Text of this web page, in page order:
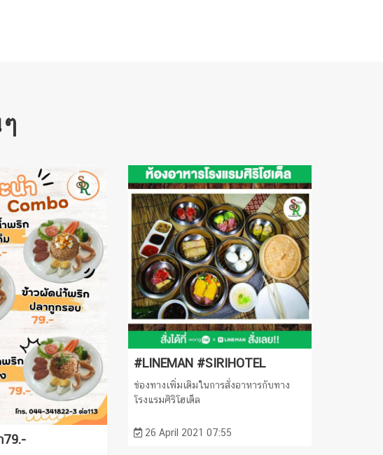
79.-
#LINEMAN #SIRIHOTEL
ช่องทางเพิ่มเติมในการสั่งอาหารกับทาง
โรงแรมศิริโฮเต็ล
26 April 2021 07:55